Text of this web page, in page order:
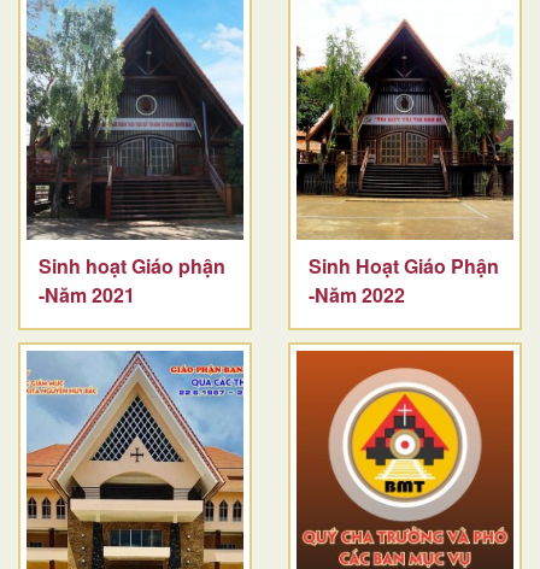
Sinh hoạt Giáo phận
-Năm 2021
Sinh Hoạt Giáo Phận
-Năm 2022